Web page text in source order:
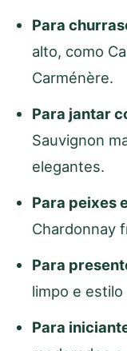
Para
alto, como
Carménère.
Para jantar
Sauvignon
elegantes.
Para peixes
Chardonnay
Para
limpo e
Para